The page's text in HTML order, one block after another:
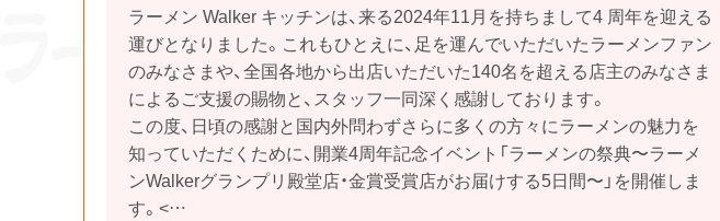
ラーメン Walker キッチンは、来る2024年11月を持ちまして4 周年を迎える
運びとなりました。これもひとえに、足を運んでいただいたラーメンファン
のみなさまや、全国各地から出店いただいた140名を超える店主のみなさま
によるご支援の賜物と、スタッフ一同深く感謝しております。
この度、日頃の感謝と国内外問わずさらに多くの方々にラーメンの魅力を
知っていただくために、開業4周年記念イベント「ラーメンの祭典〜ラーメ
ンWalkerグランプリ殿堂店・金賞受賞店がお届けする5日間〜」を開催しま
す。<…